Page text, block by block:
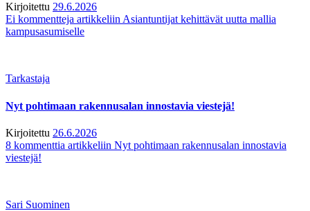
Kirjoitettu 29.6.2026
Ei kommentteja artikkeliin Asiantuntijat kehittävät uutta mallia
kampusasumiselle
Tarkastaja
Nyt pohtimaan rakennusalan innostavia viestejä!
Kirjoitettu 26.6.2026
8 kommenttia artikkeliin Nyt pohtimaan rakennusalan innostavia
viestejä!
Sari Suominen